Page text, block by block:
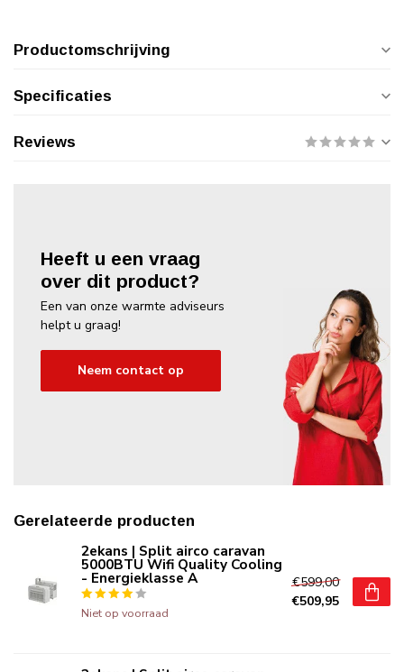
Productomschrijving
Specificaties
Reviews
Heeft u een vraag
over dit product?
Een van onze warmte adviseurs
helpt u graag!
Neem contact op
Gerelateerde producten
2ekans | Split airco caravan
5000BTU Wifi Quality Cooling
- Energieklasse A
Niet op voorraad
€599,00
€509,95